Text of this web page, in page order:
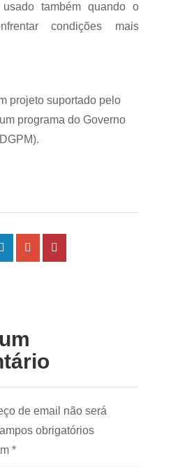
também quando o
condições mais
projeto suportado pelo
programa do Governo
de email não será
obrigatórios
*